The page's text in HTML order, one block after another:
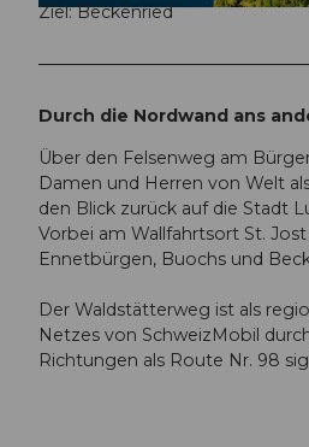
© outsideisfree.ch, Luzern Tourismus
Ziel: Beckenried
Durch die Nordwand ans
Über den Felsenweg am
Damen und Herren von Welt
den Blick zurück auf die Stadt
Vorbei am Wallfahrtsort St.
Ennetbürgen, Buochs und
Der Waldstätterweg ist als
Netzes von SchweizMobil
Richtungen als Route Nr. 98